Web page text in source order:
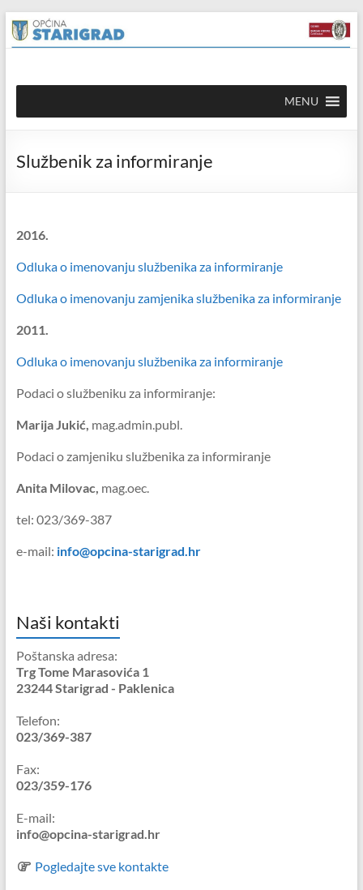
content
Skip
to
content
Općina
Starigrad
mrežna
MENU
Službenik za informiranje
2016.
Odluka o imenovanju službenika za informiranje
Odluka o imenovanju zamjenika službenika za informiranje
2011.
Odluka o imenovanju službenika za informiranje
Podaci o službeniku za informiranje:
Marija Jukić, mag.admin.publ.
Podaci o zamjeniku službenika za informiranje
Anita Milovac, mag.oec.
tel: 023/369-387
e-mail: info@opcina-starigrad.hr
Naši kontakti
Poštanska adresa:
Trg Tome Marasovića 1
23244 Starigrad - Paklenica
Telefon:
023/369-387
Fax:
023/359-176
E-mail:
info@opcina-starigrad.hr
Pogledajte sve kontakte